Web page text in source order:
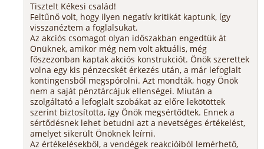
Tisztelt Kékesi család!
Feltűnő volt, hogy ilyen negatív kritikát kaptunk, így
visszanéztem a foglalsukat.
Az akciós csomagot olyan időszakban engedtük át
Önüknek, amikor még nem volt aktuális, még
főszezonban kaptak akciós konstrukciót. Önök szerettek
volna egy kis pénzecskét érkezés után, a már lefoglalt
kontingensből megspórolni. Azt mondták, hogy Önök
nem a saját pénztárcájuk ellenségei. Miután a
szolgáltató a lefoglalt szobákat az előre lekötöttek
szerint biztosította, így Önök megsértődtek. Ennek a
sértődésnek lehet betudni azt a nevetséges értékelést,
amelyet sikerült Önöknek leírni.
Az értékelésekből, a vendégek reakcióiból lemérhető,